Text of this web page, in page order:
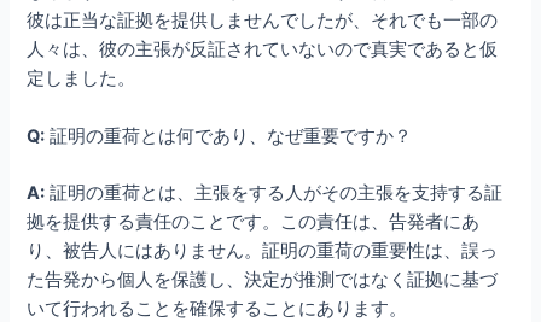
彼は正当な証拠を提供しませんでしたが、それでも一部の
人々は、彼の主張が反証されていないので真実であると仮
定しました。
Q: 証明の重荷とは何であり、なぜ重要ですか？
A: 証明の重荷とは、主張をする人がその主張を支持する証
拠を提供する責任のことです。この責任は、告発者にあ
り、被告人にはありません。証明の重荷の重要性は、誤っ
た告発から個人を保護し、決定が推測ではなく証拠に基づ
いて行われることを確保することにあります。